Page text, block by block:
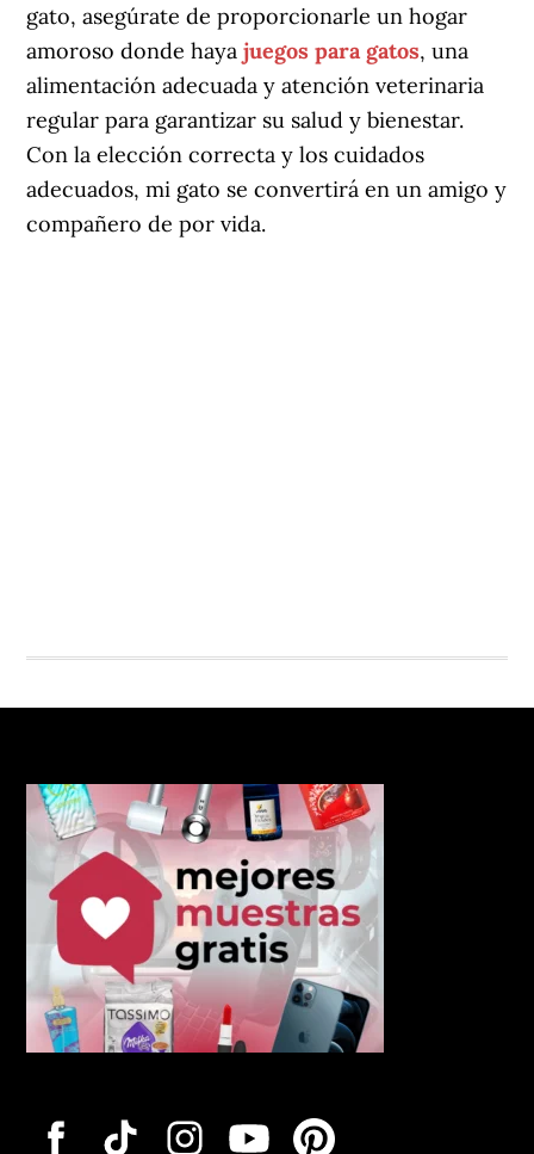
gato, asegúrate de proporcionarle un hogar
amoroso donde hayajuegos para gatos, una
alimentación adecuada y atención veterinaria
regular para garantizar su salud y bienestar.
Con la elección correcta y los cuidados
adecuados, mi gato se convertirá en un amigo y
compañero de por vida.